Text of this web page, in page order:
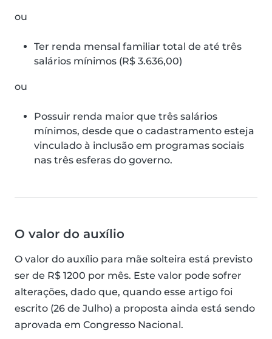
ou
Ter renda mensal familiar total de até três
salários mínimos (R$ 3.636,00)
ou
Possuir renda maior que três salários
mínimos, desde que o cadastramento esteja
vinculado à inclusão em programas sociais
nas três esferas do governo.
O valor do auxílio
O valor do auxílio para mãe solteira está previsto
ser de R$ 1200 por mês. Este valor pode sofrer
alterações, dado que, quando esse artigo foi
escrito (26 de Julho) a proposta ainda está sendo
aprovada em Congresso Nacional.